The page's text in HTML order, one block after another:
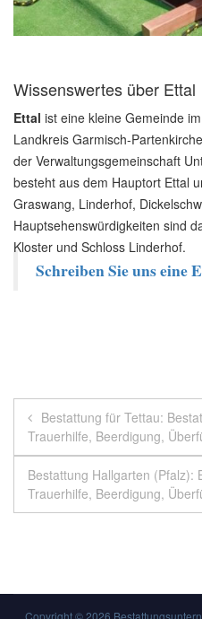
Wissenswertes über Ettal
Ettal ist eine kleine Gemeinde
Landkreis Garmisch-
der Verwaltungsgemeinschaft
besteht aus dem Hauptort Ettal
Graswang, Linderhof,
Hauptsehenswürdigkeiten sind
Kloster und Schloss Linderhof.
Schreiben Sie uns eine
Bestattung für Tettau:
Trauerhilfe, Beerdigung,
Bestattung Hallgarten (Pfalz):
Trauerhilfe, Beerdigung,
Copyright © 2026